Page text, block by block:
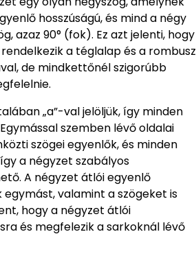
hosszúságú, és mind a négy
azaz 90° (fok). Ez azt jelenti, hogy
a téglalap és a rombusz
de mindkettőnél szigorúbb
„a”-val jelöljük, így minden
szemben lévő oldalai
szögei egyenlők, és minden
a négyzet szabályos
A négyzet átlói egyenlő
egymást, valamint a szögeket is
hogy a négyzet átlói
és megfelezik a sarkoknál lévő